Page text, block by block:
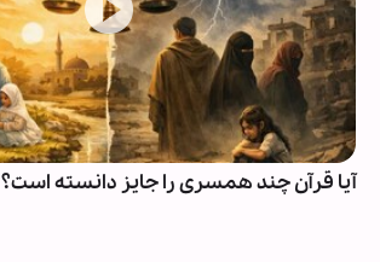
آیا قرآن چند همسری را جایز دانسته است؟